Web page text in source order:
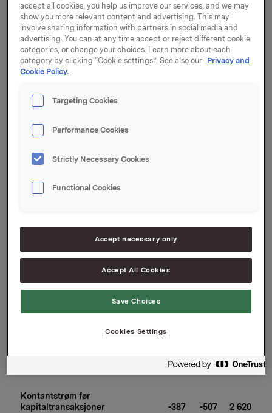
Netto fornyelses- og miljøinv. -390 -410
843
Fri kontantstrøm Industri
før netto kjøp/salg av aksjer -156
Betalte skatter -243 -682 -973
Diverse 32 5 -207
Kontantstrøm før
kapitaltransaksjoner
-387 -507 2 620
accept all cookies, you help us improve our services, and we may
show you more relevant content and advertising. This may
involve sharing information with partners in social media and
advertising. You can at any time accept or reject different cookie
categories, or change your choices. Learn more about each
category by clicking “Cookie settings”. See also our Privacy and
Cookie Policy.
Targeting Cookies
Performance Cookies
Strictly Necessary Cookies
Functional Cookies
Accept necessary only
Accept All Cookies
Save Choices
Cookies Settings